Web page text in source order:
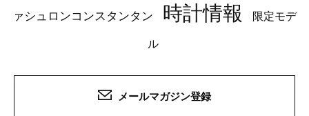
ァシュロンコンスタンタン 時計情報 限定モデ
ル
メールマガジン登録